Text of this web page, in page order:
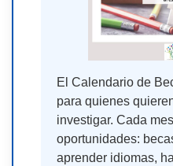
El Calendario de
para quienes
investigar. Cada
oportunidades:
aprender idiomas,